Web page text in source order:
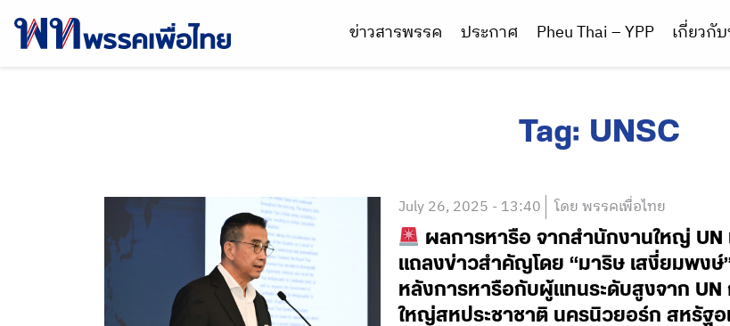
ข่าวสารพรรค ประกาศ Pheu Thai – YPP เกี่ยวกั
Tag: UNSC
July 26, 2025 - 13:40 โดย พรรคเพื่อไทย
ผลการหารือ จากสำนักงานใหญ่ UN
แถลงข่าวสำคัญโดย “มาริษ เสงี่ยมพงษ์
หลังการหารือกับผู้แทนระดับสูงจาก
ใหญ่สหประชาชาติ นครนิวยอร์ก สหรัฐอ